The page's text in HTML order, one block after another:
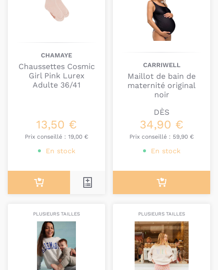
CHAMAYE
Chaussettes Cosmic
Girl Pink Lurex
Adulte 36/41
13,50 €
Prix conseillé : 19,00 €
En stock
CARRIWELL
Maillot de bain de
maternité original
noir
DÈS
34,90 €
Prix conseillé : 59,90 €
En stock
PLUSIEURS TAILLES PLUSIEURS TAILLES